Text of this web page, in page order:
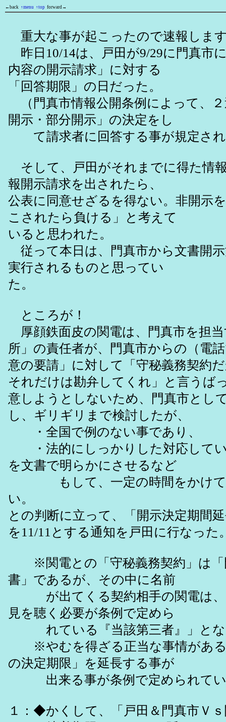
←back ↑menu ↑top forward→
重大な事が起こったので速報しま
昨日10/14は、戸田が9/29に門真市
内容の開示請求」に対する
「回答期限」の日だった。
（門真市情報公開条例によって、
開示・部分開示」の決定をし
て請求者に回答する事が規定され
そして、戸田がそれまでに得た情
報開示請求を出されたら、
公表に同意せざるを得ない。非開示
こされたら負ける」と考えて
いると思われた。
従って本日は、門真市から文書開
実行されるものと思ってい
た。
ところが！
厚顔鉄面皮の関電は、門真市を担
所」の責任者が、門真市からの（電
意の要請」に対して「守秘義務契約
それだけは勘弁してくれ」と言うば
意しようとしないため、門真市とし
し、ギリギリまで検討したが、
・全国で例のない事であり、
・法的にしっかりした対応してい
を文書で明らかにさせるなど
もして、一定の時間をかけて
い。
との判断に立って、「開示決定期間
を11/11とする通知を戸田に行なった
※関電との「守秘義務契約」は「
書」であるが、その中に名前
が出てくる契約相手の関電は、
見を聴く必要が条例で定めら
れている『当該第三者』」とな
※やむを得ざる正当な事情がある
の決定期限」を延長する事が
出来る事が条例で定められてい
１：◆かくして、「戸田＆門真市Ｖ